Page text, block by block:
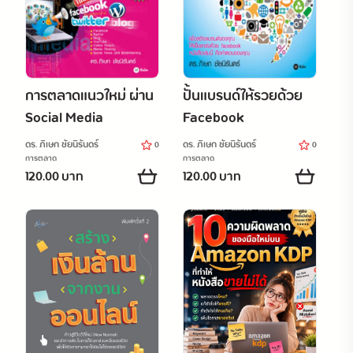
การตลาดแนวใหม่ ผ่าน
Social Media
ดร. ภิเษก ชัยนิรันดร์ 0
การตลาด
120.00 บาท
ปั้นแบรนด์ให้รวยด้วย
Facebook
ดร. ภิเษก ชัยนิรันดร์ 0
การตลาด
120.00 บาท